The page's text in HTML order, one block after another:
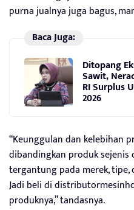
purna jualnya juga bagus,
Baca Juga:
Ditopang
Sawit,
RI Surplus
2026
“Keunggulan dan kelebihan
dibandingkan produk
tergantung pada merek,
Jadi beli di
produknya,” tandasnya.